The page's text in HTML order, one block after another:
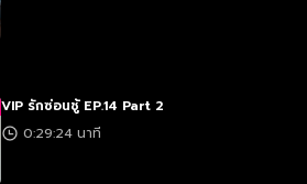
VIP รักซ่อนชู้ EP.14 Part 2
0:29:24 นาที